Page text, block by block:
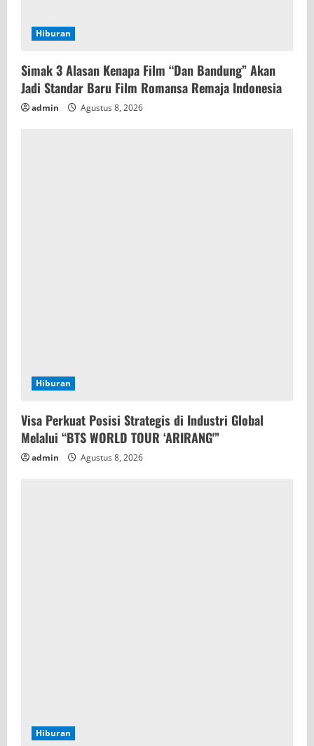
Hiburan
Simak 3 Alasan Kenapa Film “Dan Bandung” Akan
Jadi Standar Baru Film Romansa Remaja Indonesia
admin Agustus 8, 2026
Hiburan
Visa Perkuat Posisi Strategis di Industri Global
Melalui “BTS WORLD TOUR ‘ARIRANG'”
admin Agustus 8, 2026
Hiburan